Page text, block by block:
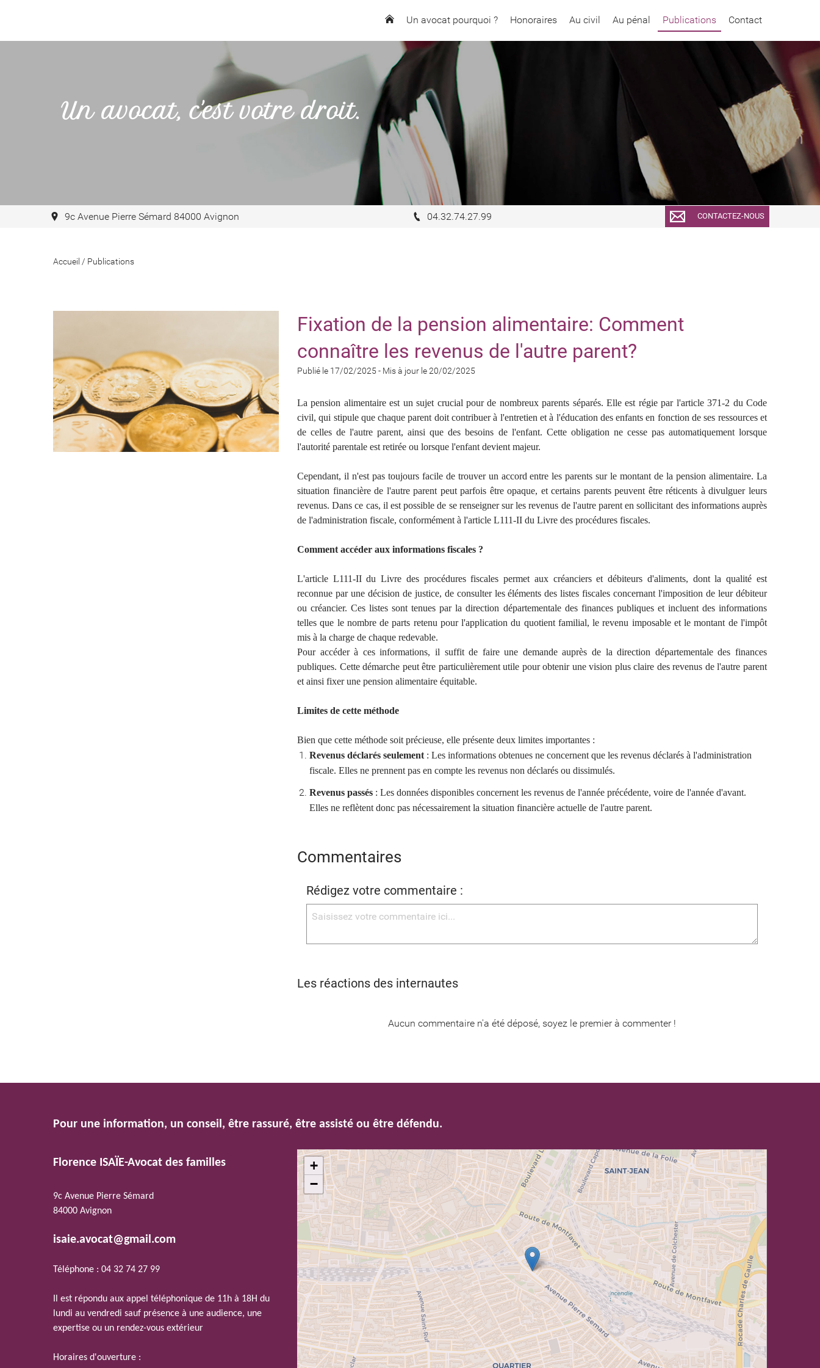
Un avocat pourquoi ? Honoraires Au civil Au pénal Publications Contact
Un avocat, c'est votre droit.
9c Avenue Pierre Sémard 84000 Avignon 04.32.74.27.99 CONTACTEZ-NOUS
Accueil / Publications
Fixation de la pension alimentaire: Comment
connaître les revenus de l'autre parent?
Publié le 17/02/2025 - Mis à jour le 20/02/2025
La pension alimentaire est un sujet crucial pour de nombreux parents séparés. Elle est régie par l'article 371-2 du Code
civil, qui stipule que chaque parent doit contribuer à l'entretien et à l'éducation des enfants en fonction de ses ressources et
de celles de l'autre parent, ainsi que des besoins de l'enfant. Cette obligation ne cesse pas automatiquement lorsque
l'autorité parentale est retirée ou lorsque l'enfant devient majeur.
Cependant, il n'est pas toujours facile de trouver un accord entre les parents sur le montant de la pension alimentaire. La
situation financière de l'autre parent peut parfois être opaque, et certains parents peuvent être réticents à divulguer leurs
revenus. Dans ce cas, il est possible de se renseigner sur les revenus de l'autre parent en sollicitant des informations auprès
de l'administration fiscale, conformément à l'article L111-II du Livre des procédures fiscales.
Comment accéder aux informations fiscales ?
L'article L111-II du Livre des procédures fiscales permet aux créanciers et débiteurs d'aliments, dont la qualité est
reconnue par une décision de justice, de consulter les éléments des listes fiscales concernant l'imposition de leur débiteur
ou créancier. Ces listes sont tenues par la direction départementale des finances publiques et incluent des informations
telles que le nombre de parts retenu pour l'application du quotient familial, le revenu imposable et le montant de l'impôt
mis à la charge de chaque redevable.
Pour accéder à ces informations, il suffit de faire une demande auprès de la direction départementale des finances
publiques. Cette démarche peut être particulièrement utile pour obtenir une vision plus claire des revenus de l'autre parent
et ainsi fixer une pension alimentaire équitable.
Limites de cette méthode
Bien que cette méthode soit précieuse, elle présente deux limites importantes :
Revenus déclarés seulement: Les informations obtenues ne concernent que les revenus déclarés à l'administration
fiscale. Elles ne prennent pas en compte les revenus non déclarés ou dissimulés.
Revenus passés: Les données disponibles concernent les revenus de l'année précédente, voire de l'année d'avant.
Elles ne reflètent donc pas nécessairement la situation financière actuelle de l'autre parent.
Commentaires
Rédigez votre commentaire :
Les réactions des internautes
Aucun commentaire n'a été déposé, soyez le premier à commenter !
Pour une information, un conseil, être rassuré, être assisté ou être défendu.
Florence ISAÏE-Avocat des familles
9c Avenue Pierre Sémard
84000 Avignon
isaie.avocat@gmail.com
Téléphone : 04 32 74 27 99
Il est répondu aux appel téléphonique de 11h à 18H du
lundi au vendredi sauf présence à une audience, une
expertise ou un rendez-vous extérieur
Horaires d'ouverture :
+
−